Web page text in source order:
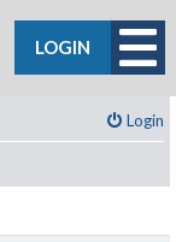
LOGIN
Login